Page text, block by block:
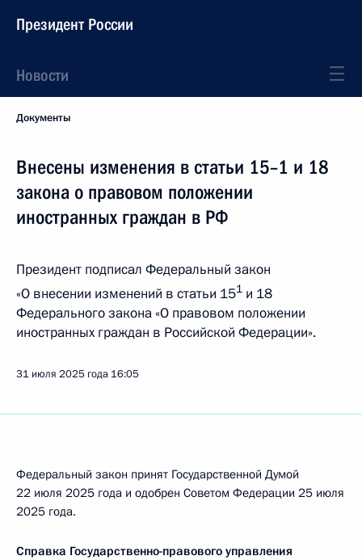
Президент России
Новости
Документы
Внесены изменения в статьи 15–1 и 18
закона о правовом положении
иностранных граждан в РФ
Президент подписал Федеральный закон
«О внесении изменений в статьи 151 и 18
Федерального закона «О правовом положении
иностранных граждан в Российской Федерации».
31 июля 2025 года 16:05
Федеральный закон принят Государственной Думой
22 июля 2025 года и одобрен Советом Федерации 25 июля
2025 года.
Справка Государственно-правового управления